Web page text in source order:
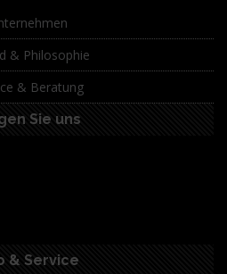
& Philosophie
& Beratung
Sie uns
& Service